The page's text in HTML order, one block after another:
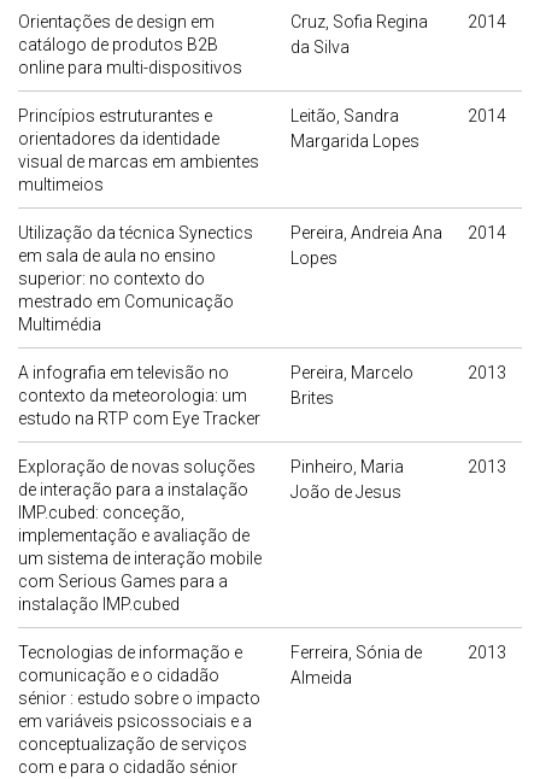
Orientações de design em
catálogo de produtos B2B
online para multi-dispositivos
Cruz, Sofia Regina
da Silva
2014
Princípios estruturantes e
orientadores da identidade
visual de marcas em ambientes
multimeios
Leitão, Sandra
Margarida Lopes
2014
Utilização da técnica Synectics
em sala de aula no ensino
superior: no contexto do
mestrado em Comunicação
Multimédia
Pereira, Andreia Ana
Lopes
2014
A infografia em televisão no
contexto da meteorologia: um
estudo na RTP com Eye Tracker
Pereira, Marcelo
Brites
2013
Exploração de novas soluções
de interação para a instalação
IMP.cubed: conceção,
implementação e avaliação de
um sistema de interação mobile
com Serious Games para a
instalação IMP.cubed
Pinheiro, Maria
João de Jesus
2013
Tecnologias de informação e
comunicação e o cidadão
sénior : estudo sobre o impacto
em variáveis psicossociais e a
conceptualização de serviços
com e para o cidadão sénior
Ferreira, Sónia de
Almeida
2013